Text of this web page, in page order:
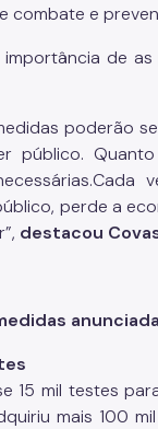
combate e
de
poderão
público.
perde a
destacou
15 mil testes
mais 100